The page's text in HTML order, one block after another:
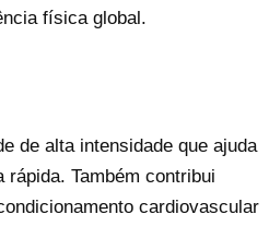
física global.
de alta intensidade que ajuda
rápida. Também contribui
cardiovascular